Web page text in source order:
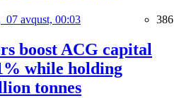
07 avqust, 00:03 386
boost ACG capital
while holding
tonnes